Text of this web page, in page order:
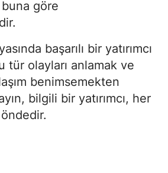
buna göre
başarılı bir yatırımcı
tür olayları anlamak ve
benimsemekten
bilgili bir yatırımcı, her